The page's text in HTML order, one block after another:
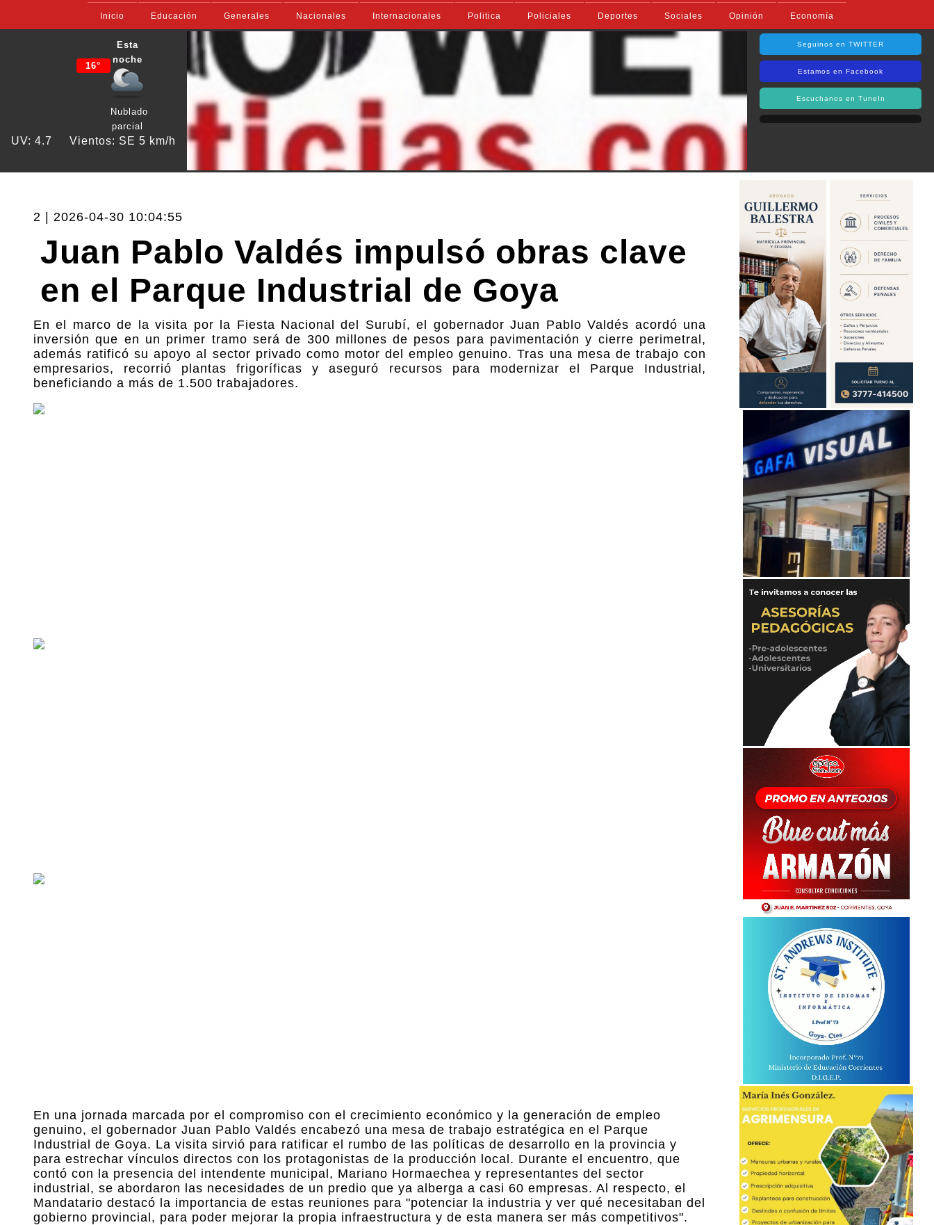
Inicio Educación Generales Nacionales Internacionales Politica Policiales Deportes Sociales Opinión Economía
16°
Esta
noche
Nublado
parcial
UV: 4.7 Vientos: SE 5 km/h
Seguinos en TWITTER
Estamos en Facebook
Escuchanos en TuneIn
2 | 2026-04-30 10:04:55
Juan Pablo Valdés impulsó obras clave
en el Parque Industrial de Goya
En el marco de la visita por la Fiesta Nacional del Surubí, el gobernador Juan Pablo Valdés acordó una
inversión que en un primer tramo será de 300 millones de pesos para pavimentación y cierre perimetral,
además ratificó su apoyo al sector privado como motor del empleo genuino. Tras una mesa de trabajo con
empresarios, recorrió plantas frigoríficas y aseguró recursos para modernizar el Parque Industrial,
beneficiando a más de 1.500 trabajadores.
En una jornada marcada por el compromiso con el crecimiento económico y la generación de empleo
genuino, el gobernador Juan Pablo Valdés encabezó una mesa de trabajo estratégica en el Parque
Industrial de Goya. La visita sirvió para ratificar el rumbo de las políticas de desarrollo en la provincia y
para estrechar vínculos directos con los protagonistas de la producción local. Durante el encuentro, que
contó con la presencia del intendente municipal, Mariano Hormaechea y representantes del sector
industrial, se abordaron las necesidades de un predio que ya alberga a casi 60 empresas. Al respecto, el
Mandatario destacó la importancia de estas reuniones para "potenciar la industria y ver qué necesitaban del
gobierno provincial, para poder mejorar la propia infraestructura y de esta manera ser más competitivos".